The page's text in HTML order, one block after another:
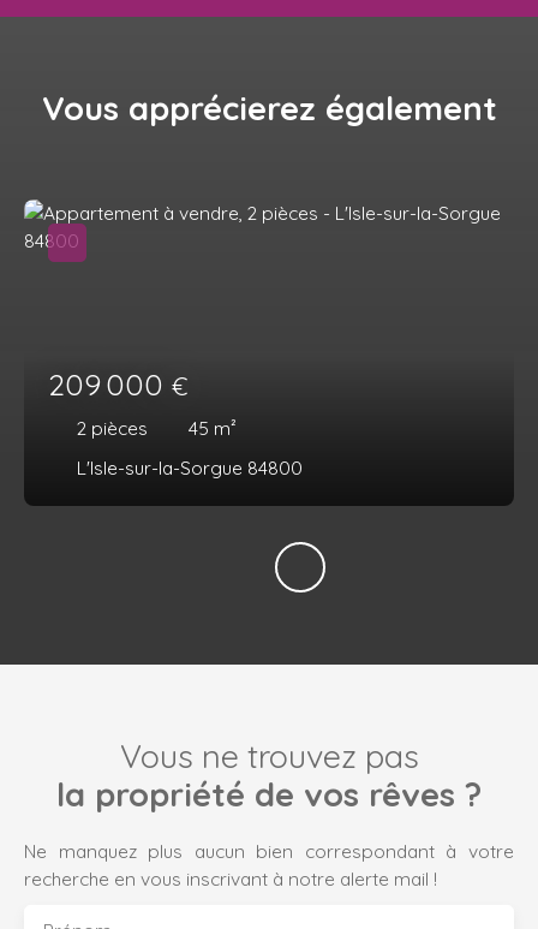
Vous apprécierez également
209 000 €
2 pièces 45 m²
L'Isle-sur-la-Sorgue 84800
Vous ne trouvez pas
la propriété de vos rêves ?
Ne manquez plus aucun bien correspondant à votre
recherche en vous inscrivant à notre alerte mail !